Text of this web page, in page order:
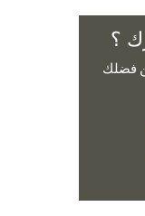
؟
فضلك